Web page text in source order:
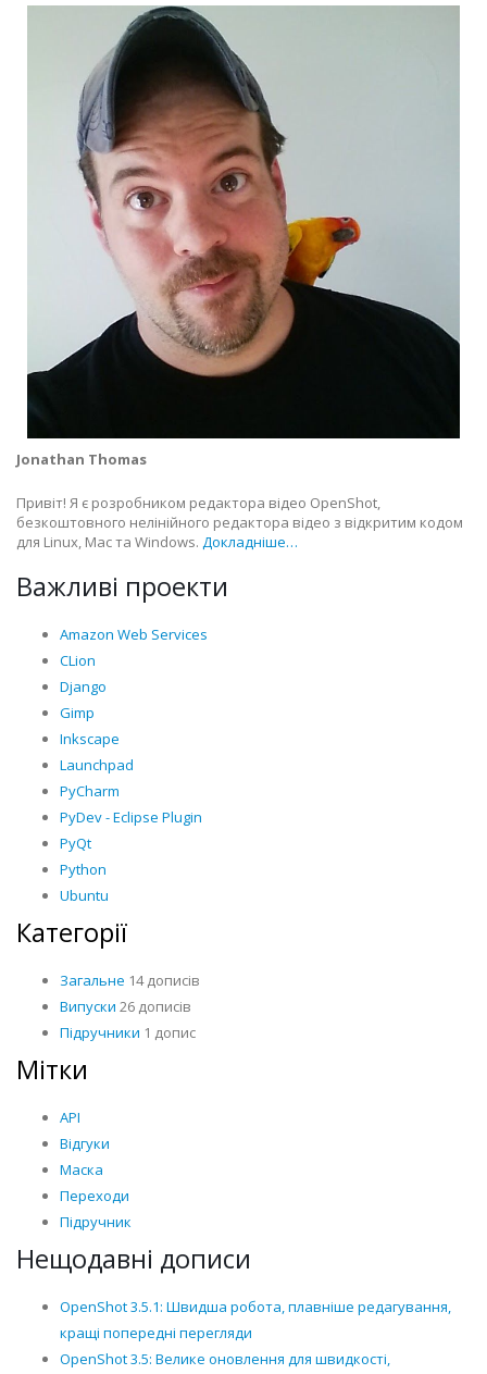
Jonathan Thomas
Привіт! Я є розробником редактора відео OpenShot,
безкоштовного нелінійного редактора відео з відкритим кодом
для Linux, Mac та Windows. Докладніше…
Важливі проекти
Amazon Web Services
CLion
Django
Gimp
Inkscape
Launchpad
PyCharm
PyDev - Eclipse Plugin
PyQt
Python
Ubuntu
Категорії
Загальне 14 дописів
Випуски 26 дописів
Підручники 1 допис
Мітки
API
Відгуки
Маска
Переходи
Підручник
Нещодавні дописи
OpenShot 3.5.1: Швидша робота, плавніше редагування,
кращі попередні перегляди
OpenShot 3.5: Велике оновлення для швидкості,